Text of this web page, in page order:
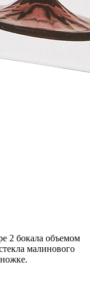
2 бокала объемом
малинового